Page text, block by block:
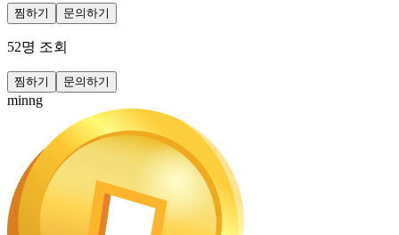
찜하기 문의하기
52명 조회
찜하기 문의하기
minng